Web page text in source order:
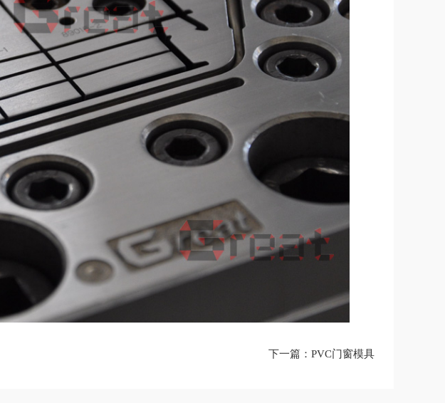
下一篇：PVC门窗模具